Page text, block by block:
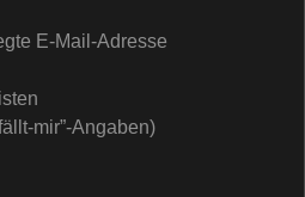
E-Mail-Adresse
mir”-Angaben)